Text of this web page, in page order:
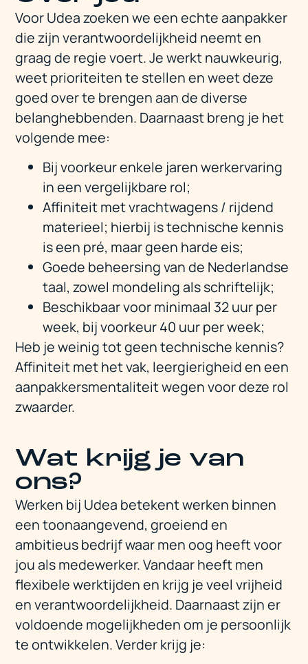
Voor Udea zoeken we een echte aanpakker
die zijn verantwoordelijkheid neemt en
graag de regie voert. Je werkt nauwkeurig,
weet prioriteiten te stellen en weet deze
goed over te brengen aan de diverse
belanghebbenden. Daarnaast breng je het
volgende mee:
Bij voorkeur enkele jaren werkervaring
in een vergelijkbare rol;
Affiniteit met vrachtwagens / rijdend
materieel; hierbij is technische kennis
is een pré, maar geen harde eis;
Goede beheersing van de Nederlandse
taal, zowel mondeling als schriftelijk;
Beschikbaar voor minimaal 32 uur per
week, bij voorkeur 40 uur per week;
Heb je weinig tot geen technische kennis?
Affiniteit met het vak, leergierigheid en een
aanpakkersmentaliteit wegen voor deze rol
zwaarder.
Wat krijg je van
ons?
Werken bij Udea betekent werken binnen
een toonaangevend, groeiend en
ambitieus bedrijf waar men oog heeft voor
jou als medewerker. Vandaar heeft men
flexibele werktijden en krijg je veel vrijheid
en verantwoordelijkheid. Daarnaast zijn er
voldoende mogelijkheden om je persoonlijk
te ontwikkelen. Verder krijg je: